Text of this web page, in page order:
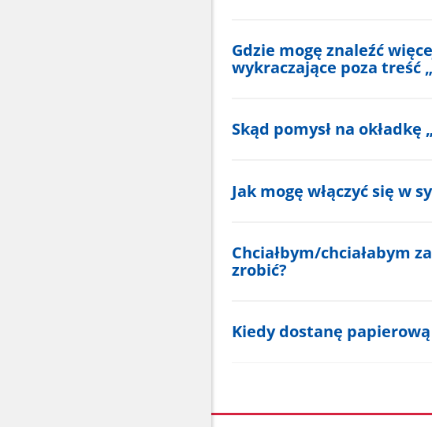
Gdzie mogę znaleźć
wykraczające poza treść
Skąd pomysł na
Jak mogę włączyć się w
Chciałbym/chciałabym
zrobić?
Kiedy dostanę